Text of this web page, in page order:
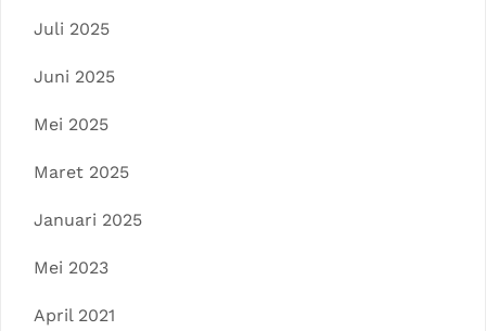
Juli 2025
Juni 2025
Mei 2025
Maret 2025
Januari 2025
Mei 2023
April 2021